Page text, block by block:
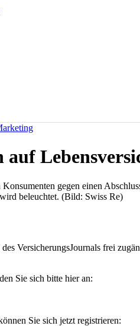
gegen einen
beleuchtet. (Bild: Swiss Re)
VersicherungsJournals frei
Sie sich bitte hier an:
Sie sich jetzt registrieren: